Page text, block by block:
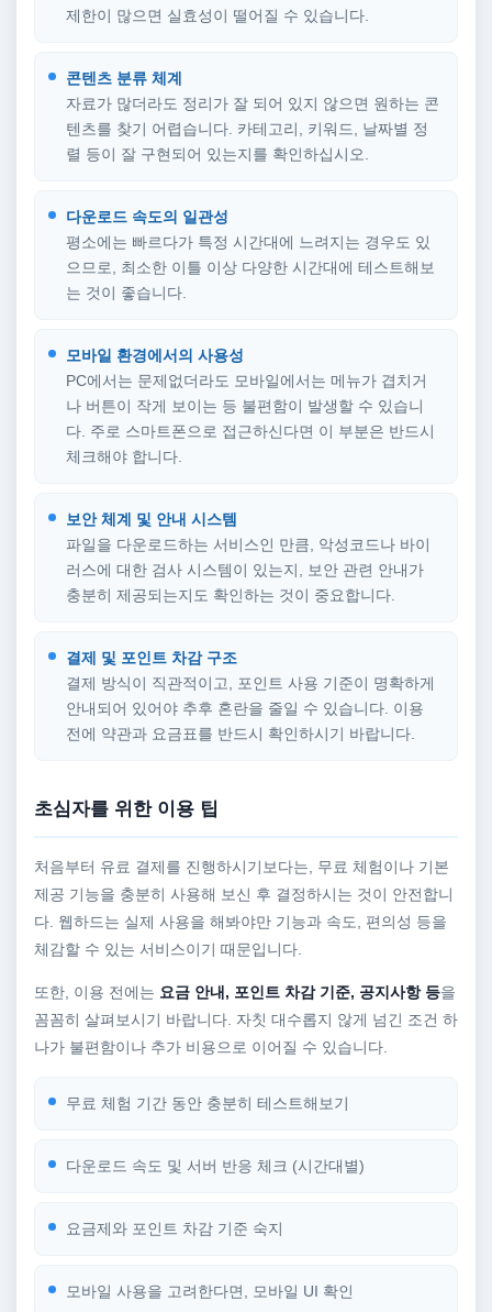
제한이 많으면 실효성이 떨어질 수 있습니다.
콘텐츠 분류 체계
자료가 많더라도 정리가 잘 되어 있지 않으면 원하는 콘
텐츠를 찾기 어렵습니다. 카테고리, 키워드, 날짜별 정
렬 등이 잘 구현되어 있는지를 확인하십시오.
다운로드 속도의 일관성
평소에는 빠르다가 특정 시간대에 느려지는 경우도 있
으므로, 최소한 이틀 이상 다양한 시간대에 테스트해보
는 것이 좋습니다.
모바일 환경에서의 사용성
PC에서는 문제없더라도 모바일에서는 메뉴가 겹치거
나 버튼이 작게 보이는 등 불편함이 발생할 수 있습니
다. 주로 스마트폰으로 접근하신다면 이 부분은 반드시
체크해야 합니다.
보안 체계 및 안내 시스템
파일을 다운로드하는 서비스인 만큼, 악성코드나 바이
러스에 대한 검사 시스템이 있는지, 보안 관련 안내가
충분히 제공되는지도 확인하는 것이 중요합니다.
결제 및 포인트 차감 구조
결제 방식이 직관적이고, 포인트 사용 기준이 명확하게
안내되어 있어야 추후 혼란을 줄일 수 있습니다. 이용
전에 약관과 요금표를 반드시 확인하시기 바랍니다.
초심자를 위한 이용 팁
처음부터 유료 결제를 진행하시기보다는, 무료 체험이나 기본
제공 기능을 충분히 사용해 보신 후 결정하시는 것이 안전합니
다. 웹하드는 실제 사용을 해봐야만 기능과 속도, 편의성 등을
체감할 수 있는 서비스이기 때문입니다.
또한, 이용 전에는 요금 안내, 포인트 차감 기준, 공지사항 등을
꼼꼼히 살펴보시기 바랍니다. 자칫 대수롭지 않게 넘긴 조건 하
나가 불편함이나 추가 비용으로 이어질 수 있습니다.
무료 체험 기간 동안 충분히 테스트해보기
다운로드 속도 및 서버 반응 체크 (시간대별)
요금제와 포인트 차감 기준 숙지
모바일 사용을 고려한다면, 모바일 UI 확인